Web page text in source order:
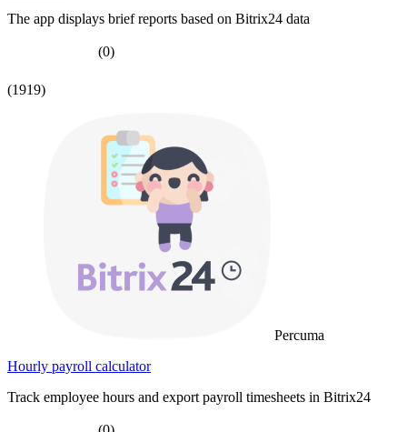
The app displays brief reports based on Bitrix24 data
(0)
(1919)
Percuma
Hourly payroll calculator
Track employee hours and export payroll timesheets in Bitrix24